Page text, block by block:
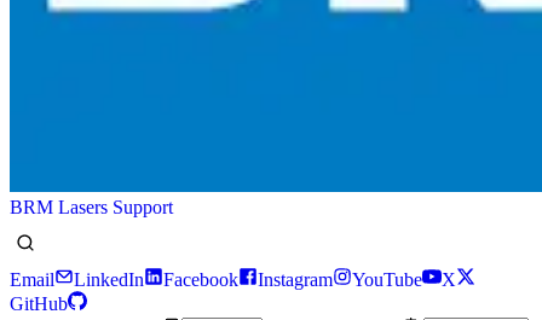
BRM Lasers Support
Email LinkedIn Facebook Instagram YouTube
X
GitHub